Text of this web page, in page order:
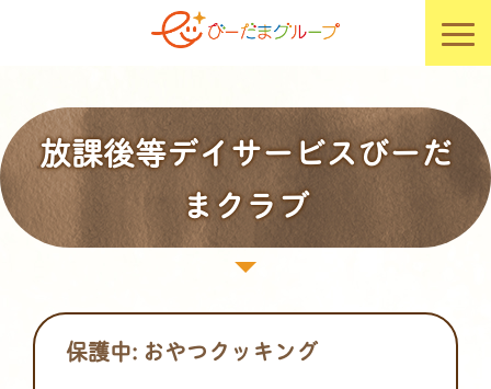
放課後等デイサービスびーだ
まクラブ
保護中: おやつクッキング